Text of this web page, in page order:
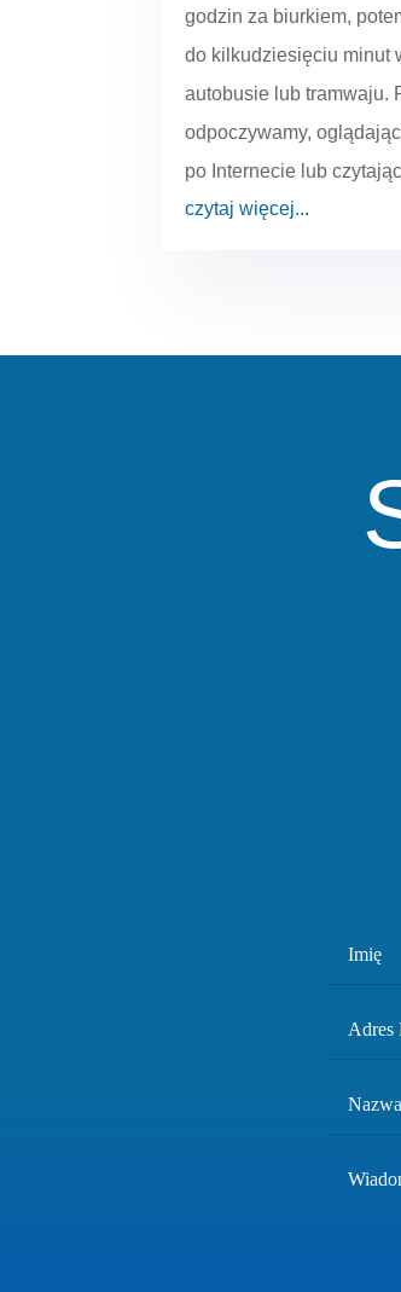
godzin za biurkiem,
do kilkudziesięciu minut
autobusie lub tramwaju.
odpoczywamy,
po Internecie lub
czytaj więcej...